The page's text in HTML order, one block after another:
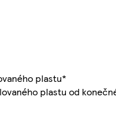
plastu*
plastu od